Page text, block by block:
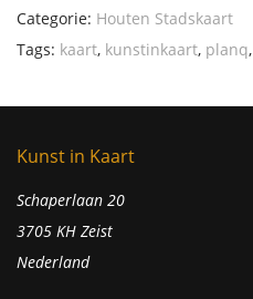
Categorie: Houten Stadskaart
Tags: kaart, kunstinkaart, planq,
Kunst in Kaart
Schaperlaan 20
3705 KH Zeist
Nederland